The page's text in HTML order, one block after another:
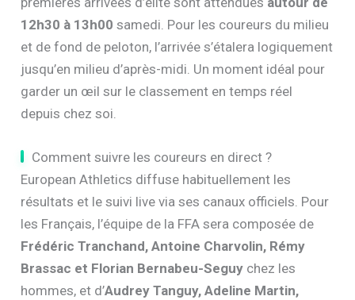
12h30 à 13h00 samedi. Pour les coureurs du milieu
et de fond de peloton, l’arrivée s’étalera logiquement
jusqu’en milieu d’après-midi. Un moment idéal pour
garder un œil sur le classement en temps réel
depuis chez soi.
Comment suivre les coureurs en direct ?
European Athletics diffuse habituellement les
résultats et le suivi live via ses canaux officiels. Pour
les Français, l’équipe de la FFA sera composée de
Frédéric Tranchand, Antoine Charvolin, Rémy
Brassac et Florian Bernabeu-Seguy chez les
hommes, et d’Audrey Tanguy, Adeline Martin,